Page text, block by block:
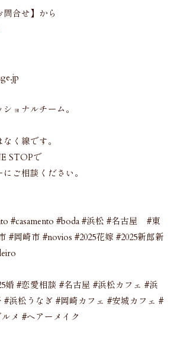
合せ】から
ョナルチーム。
く線です。
STOPで
ご相談ください。
#casamento #boda #浜松 #名古屋 #東
岡崎市 #novios #2025花嫁 #2025新郎新
婚 #恋愛相談 #名古屋 #浜松カフェ #浜
#浜松うなぎ #岡崎カフェ #安城カフェ #
メ #ヘアーメイク